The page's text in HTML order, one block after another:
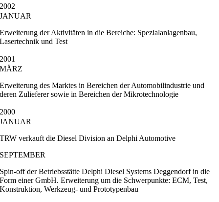
2002
JANUAR
Erweiterung der Aktivitäten in die Bereiche: Spezialanlagenbau,
Lasertechnik und Test
2001
MÄRZ
Erweiterung des Marktes in Bereichen der Automobilindustrie und
deren Zulieferer sowie in Bereichen der Mikrotechnologie
2000
JANUAR
TRW verkauft die Diesel Division an Delphi Automotive
SEPTEMBER
Spin-off der Betriebsstätte Delphi Diesel Systems Deggendorf in die
Form einer GmbH. Erweiterung um die Schwerpunkte: ECM, Test,
Konstruktion, Werkzeug- und Prototypenbau